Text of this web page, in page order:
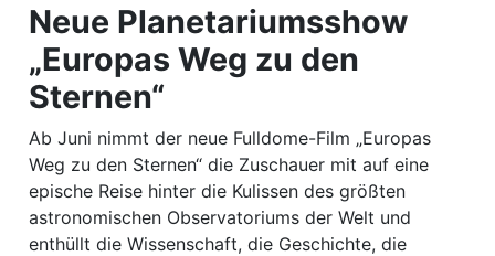
Neue Planetariumsshow
„Europas Weg zu den
Sternen“
Ab Juni nimmt der neue Fulldome-Film „Europas
Weg zu den Sternen“ die Zuschauer mit auf eine
epische Reise hinter die Kulissen des größten
astronomischen Observatoriums der Welt und
enthüllt die Wissenschaft, die Geschichte, die